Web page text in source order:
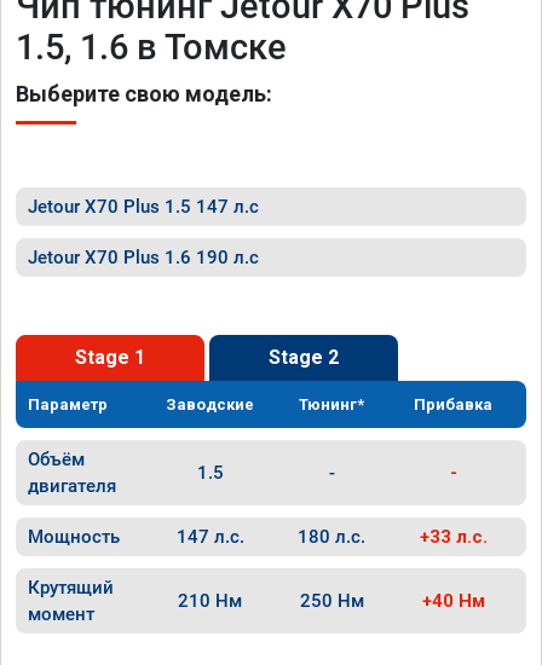
1.5, 1.6 в Томске
Выберите свою модель:
Jetour X70 Plus 1.5 147 л.с
Jetour X70 Plus 1.6 190 л.с
Stage 1 Stage 2
Параметр Заводские Тюнинг* Прибавка
Объём
двигателя
1.5 - -
Мощность 147 л.с. 180 л.с. +33 л.с.
Крутящий
момент
210 Нм 250 Нм +40 Нм